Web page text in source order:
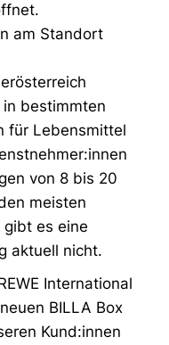
am Standort
bestimmten
für Lebensmittel
von 8 bis 20
meisten
gibt es eine
aktuell nicht.
International
BILLA Box
Kund:innen